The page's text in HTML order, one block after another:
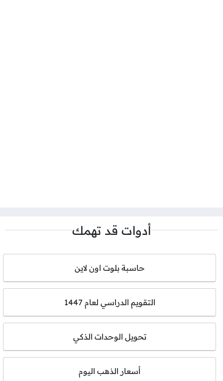
أدوات قد تهمك
حاسبة بلوت اون لاين
التقويم الدراسي لعام 1447
تحويل الوحدات الذكي
أسعار الذهب اليوم